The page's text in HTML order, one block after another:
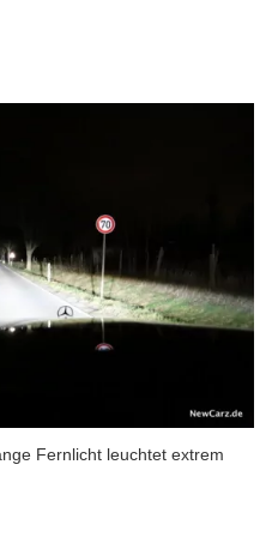
Fernlicht leuchtet extrem